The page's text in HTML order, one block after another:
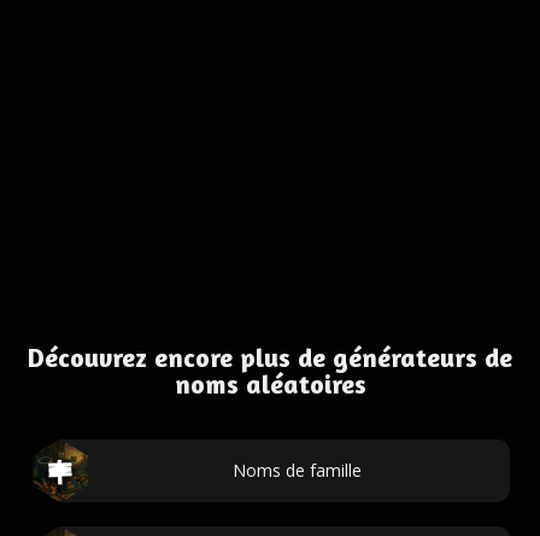
Découvrez encore plus de générateurs de
noms aléatoires
Noms de famille